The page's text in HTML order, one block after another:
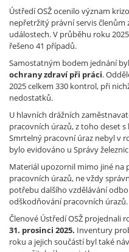
Ústředí OSŽ ocenilo význam
nepřetržitý právní servis
událostech. V průběhu roku
řešeno 41 případů.
Samostatným bodem jednání
ochrany zdraví při práci.
2025 celkem 330 kontrol, při
nedostatků.
U hlavních drážních
pracovních úrazů, z toho deset
Smrtelný pracovní úraz nebyl v
bylo evidováno u Správy
Materiál upozornil mimo jiné na
pracovních úrazů, ne vždy
potřebu dalšího vzdělávání
odškodňování pracovních úrazů.
Členové Ústředí OSŽ projednali
31. prosinci 2025. Inventury
roku a jejich součástí byl také